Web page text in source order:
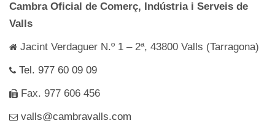
Cambra Oficial de Comerç, Indústria i Serveis de
Valls
Jacint Verdaguer N.º 1 – 2ª, 43800 Valls (Tarragona)
Tel. 977 60 09 09
Fax. 977 606 456
valls@cambravalls.com